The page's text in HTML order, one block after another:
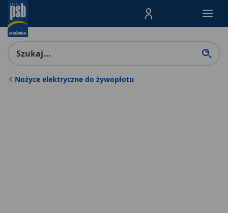
Menu Produktów,
Nożyce elektryczne do żywopłotu